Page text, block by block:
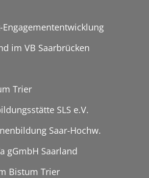
im VB Saarbrücken
Trier
SLS e.V.
Saar-Hochw.
gGmbH Saarland
Bistum Trier